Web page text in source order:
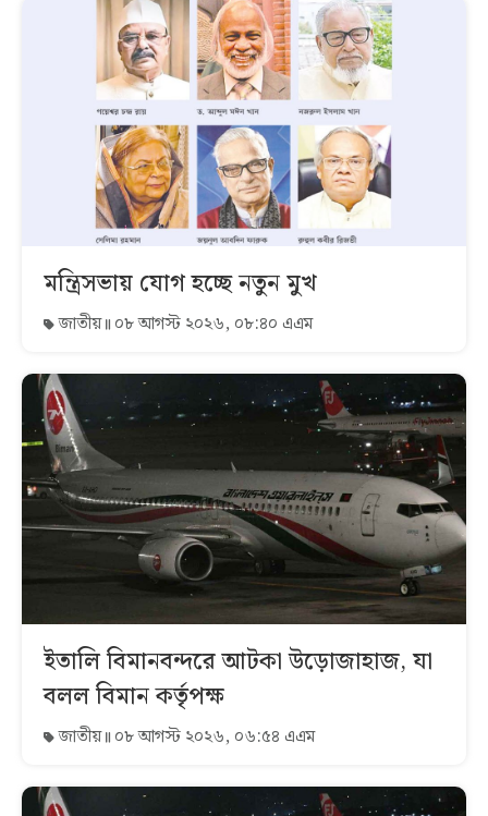
মন্ত্রিসভায় যোগ হচ্ছে নতুন মুখ
জাতীয় ০৮ আগস্ট ২০২৬, ০৮:৪০ এএম
ইতালি বিমানবন্দরে আটকা উড়োজাহাজ, যা
বলল বিমান কর্তৃপক্ষ
জাতীয় ০৮ আগস্ট ২০২৬, ০৬:৫৪ এএম